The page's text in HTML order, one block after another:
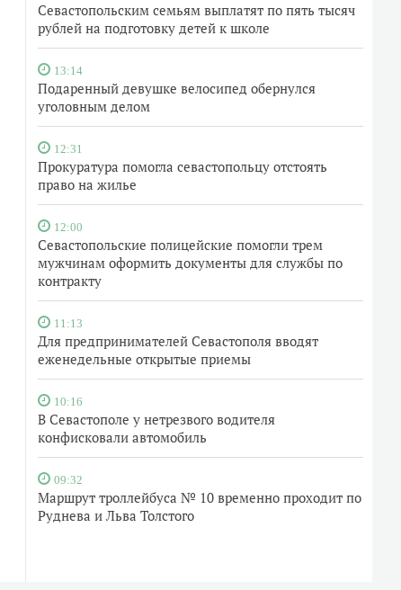
Севастопольским семьям выплатят по пять тысяч
рублей на подготовку детей к школе
13:14
Подаренный девушке велосипед обернулся
уголовным делом
12:31
Прокуратура помогла севастопольцу отстоять
право на жилье
12:00
Севастопольские полицейские помогли трем
мужчинам оформить документы для службы по
контракту
11:13
Для предпринимателей Севастополя вводят
еженедельные открытые приемы
10:16
В Севастополе у нетрезвого водителя
конфисковали автомобиль
09:32
Маршрут троллейбуса № 10 временно проходит по
Руднева и Льва Толстого